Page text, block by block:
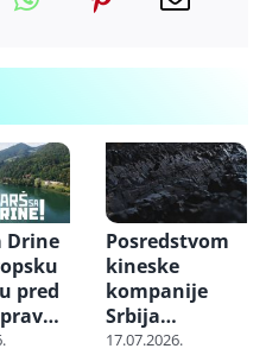
Drine
pred
Posredstvom
kineske
kompanije
Srbija
nabavlja
17.07.2026.